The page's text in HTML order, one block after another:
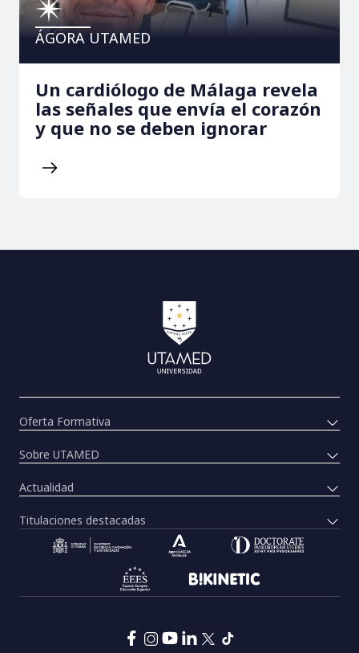
ÁGORA UTAMED
Un cardiólogo de Málaga revela
las señales que envía el corazón
y que no se deben ignorar
Oferta Formativa
Sobre UTAMED
Actualidad
Titulaciones destacadas